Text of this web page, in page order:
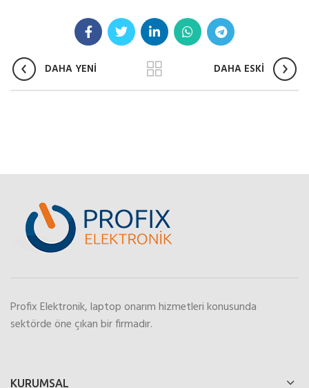
DAHA YENİ DAHA ESKİ
Profix Elektronik, laptop onarım hizmetleri konusunda
sektörde öne çıkan bir firmadır.
KURUMSAL